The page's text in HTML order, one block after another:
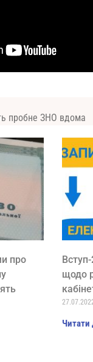
пробне ЗНО вдома
про
щодо
Читати